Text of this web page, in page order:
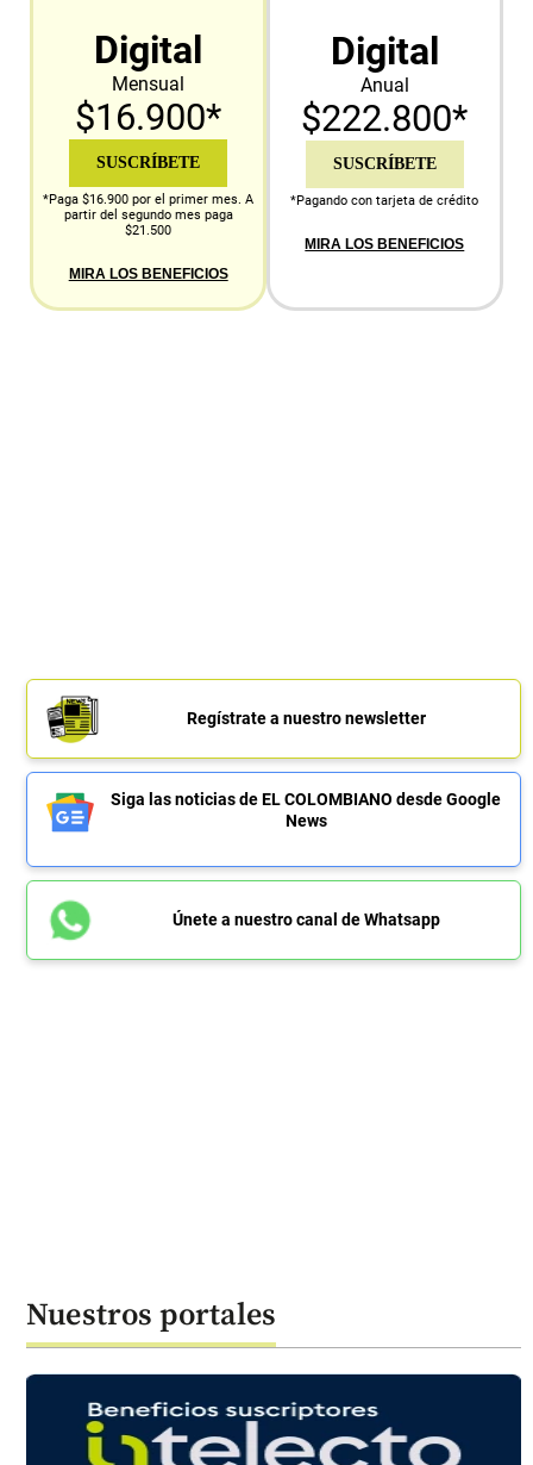
Digital
Mensual
$16.900*
SUSCRÍBETE
*Paga $16.900 por el primer mes. A
partir del segundo mes paga
$21.500
MIRA LOS BENEFICIOS
Digital
Anual
$222.800*
SUSCRÍBETE
*Pagando con tarjeta de crédito
MIRA LOS BENEFICIOS
Regístrate a nuestro newsletter
Siga las noticias de EL COLOMBIANO desde Google
News
Únete a nuestro canal de Whatsapp
Nuestros portales